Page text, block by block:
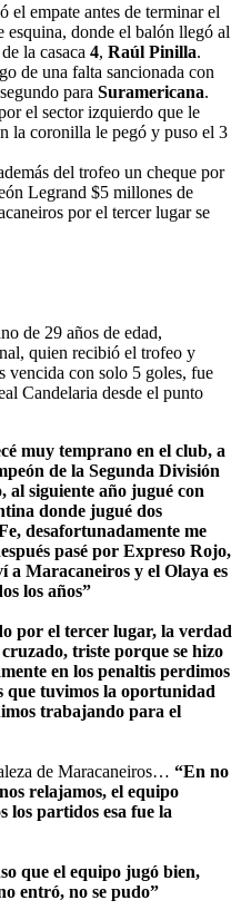
el empate antes de terminar el
esquina, donde el balón llegó al
la casaca 4, Raúl Pinilla.
de una falta sancionada con
para Suramericana.
el sector izquierdo que le
la coronilla le pegó y puso el 3
del trofeo un cheque por
Legrand $5 millones de
por el tercer lugar se
de 29 años de edad,
quien recibió el trofeo y
vencida con solo 5 goles, fue
Candelaria desde el punto
muy temprano en el club, a
de la Segunda División
al siguiente año jugué con
donde jugué dos
desafortunadamente me
pasé por Expreso Rojo,
a Maracaneiros y el Olaya es
los años”
por el tercer lugar, la verdad
triste porque se hizo
en los penaltis perdimos
que tuvimos la oportunidad
trabajando para el
de Maracaneiros… “En no
relajamos, el equipo
los partidos esa fue la
que el equipo jugó bien,
entró, no se pudo”